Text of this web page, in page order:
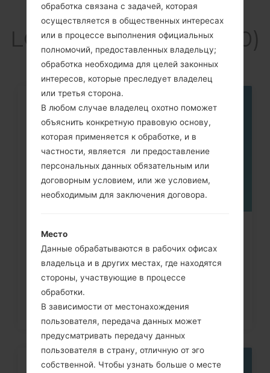
Cтатьи
LGKH5800(LGKH5800)
Как удалить все данные с
телефона через код на LG
Banter,...
обработка связана с задачей, которая
осуществляется в общественных интересах
или в процессе выполнения официальных
полномочий, предоставленных владельцу;
обработка необходима для целей законных
интересов, которые преследует владелец
или третья сторона.
В любом случае владелец охотно поможет
объяснить конкретную правовую основу,
которая применяется к обработке, и в
частности, является ли предоставление
персональных данных обязательным или
договорным условием, или же условием,
необходимым для заключения договора.
Место
Данные обрабатываются в рабочих офисах
владельца и в других местах, где находятся
стороны, участвующие в процессе
обработки.
В зависимости от местонахождения
пользователя, передача данных может
предусматривать передачу данных
пользователя в страну, отличную от эго
собственной. Чтобы узнать больше о месте